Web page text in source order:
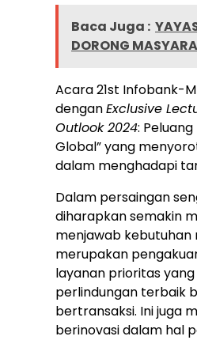
Baca Juga :
DORONG
Acara 21st Infobank-
denganExclusive
Outlook 2024:
Global” yang
dalam menghadapi
Dalam persaingan
diharapkan semakin
menjawab kebutuhan
merupakan
layanan prioritas
perlindungan terbaik
bertransaksi. Ini juga
berinovasi dalam hal